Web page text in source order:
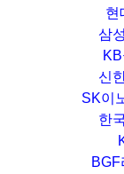
현
삼
신
SK이
한